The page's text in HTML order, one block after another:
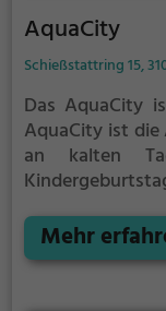
AquaCity
Schießstattring 15,
Das AquaCity
AquaCity ist die
an kalten
Mehr